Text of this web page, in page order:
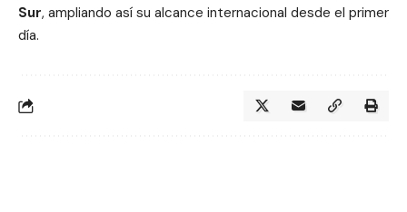
Sur, ampliando así su alcance internacional desde el primer
día.